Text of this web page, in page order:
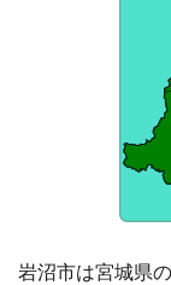
岩沼市は宮城県